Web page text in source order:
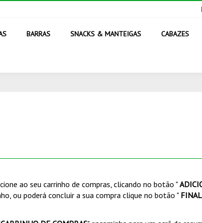
BARRAS SNACKS & MANTEIGAS CABAZES
ao seu carrinho de compras, clicando no botão "
ou poderá concluir a sua compra clique no botão "